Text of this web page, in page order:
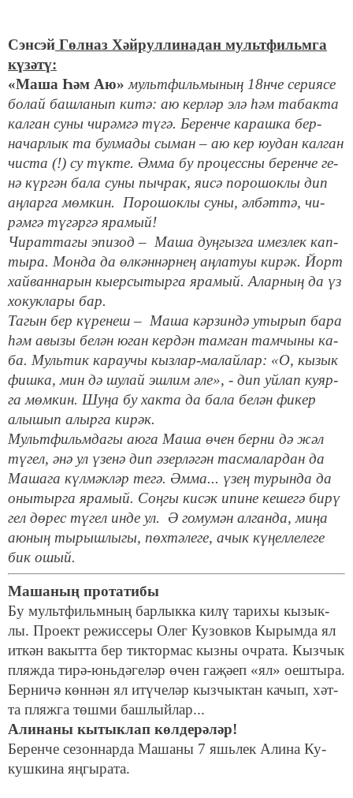
Сэнсэй Гөл­наз Хәй­рул­ли­на­дан мульт­фильм­га
кү­зә­тү:
«Ма­ша Һәм Аю» мульт­филь­мы­ның 18нче се­ри­я­се
бо­лай баш­ла­нып ки­тә: аю кер­ләр элә һәм та­бак­та
кал­ган су­ны чи­рәм­гә тү­гә. Беренче ка­рашка бер­
начарлык та бул­ма­ды сы­ман – аю кер юу­дан кал­ган
чис­та (!) су түк­те. Әм­ма бу про­цесс­ны бе­рен­че ге­
нә күр­гән ба­ла су­ны пыч­рак, яи­сә по­ро­шок­лы дип
аң­лар­га мөм­кин. По­ро­шок­лы су­ны, әл­бәт­тә, чи­
рәм­гә тү­гәр­гә яра­мый!
Чи­рат­та­гы эпи­зод – Ма­ша дуң­гыз­га имез­лек кап­
ты­ра. Мон­да да өл­кән­нәр­нең аң­ла­туы ки­рәк. Йорт
хай­ван­на­рын кы­ер­сы­тыр­га яра­мый. Алар­ның да үз
хо­кук­ла­ры бар.
Та­гын бер кү­ре­неш – Ма­ша кәр­зин­дә уты­рып ба­ра
һәм авы­зы бе­лән юган кер­дән там­ган там­чы­ны ка­
ба. Муль­тик ка­рау­чы кыз­лар-ма­лай­лар: «О, кы­зык
фиш­ка, мин дә шу­лай эш­лим әле», - дип уй­лап ку­яр­
га мөм­кин. Шу­ңа бу хак­та да ба­ла бе­лән фи­кер
алы­шып алыр­га ки­рәк.
Мульт­фильм­да­гы аю­га Ма­ша өчен бер­ни дә жәл
тү­гел, әнә ул үзе­нә дип әзер­лә­гән тас­ма­лар­дан да
Ма­ша­га күл­мәк­ләр те­гә. Әм­ма... үзең ту­рын­да да
оны­тыр­га яра­мый. Соң­гы ки­сәк ипи­не ке­ше­гә би­рү
гел дө­рес тү­гел ин­де ул. Ә го­му­мән ал­ган­да, ми­ңа
аю­ның ты­рыш­лы­гы, пөх­тә­ле­ге, ачык кү­ңел­ле­ле­ге
бик ошый.
Ма­ша­ның про­та­ти­бы
Бу мульт­фильм­ның бар­лык­ка ки­лү та­ри­хы кы­зык­
лы. Про­ект ре­жис­се­ры Олег Ку­зов­ков Кы­рым­да ял
ит­кән ва­кыт­та бер тик­тор­мас кыз­ны оч­ра­та. Кыз­чык
пляж­да ти­рә-юнь­дә­ге­ләр өчен га­җә­еп «ял» оеш­ты­ра.
Бер­ни­чә көн­нән ял итү­че­ләр кыз­чык­тан ка­чып, хәт­
та пляж­га төш­ми баш­лый­лар...
Али­наны кы­тык­лап көл­де­рә­ләр!
Бе­рен­че се­зон­нар­да Ма­ша­ны 7 яшь­лек Али­на Ку­
куш­ки­на яң­гы­ра­та.